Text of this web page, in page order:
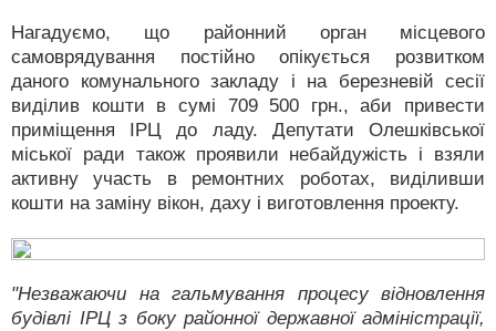
Нагадуємо, що районний орган місцевого
самоврядування постійно опікується розвитком
даного комунального закладу і на березневій сесії
виділив кошти в сумі 709 500 грн., аби привести
приміщення ІРЦ до ладу. Депутати Олешківської
міської ради також проявили небайдужість і взяли
активну участь в ремонтних роботах, виділивши
кошти на заміну вікон, даху і виготовлення проекту.
"Незважаючи на гальмування процесу відновлення
будівлі ІРЦ з боку районної державної адміністрації,